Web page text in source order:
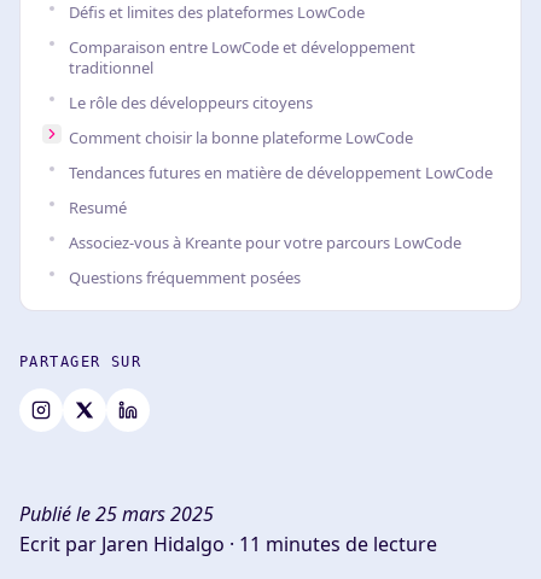
Défis et limites des plateformes LowCode
Comparaison entre LowCode et développement
traditionnel
Le rôle des développeurs citoyens
Comment choisir la bonne plateforme LowCode
Tendances futures en matière de développement LowCode
Resumé
Associez-vous à Kreante pour votre parcours LowCode
Questions fréquemment posées
PARTAGER SUR
Publié le 25 mars 2025
Ecrit par Jaren Hidalgo · 11 minutes de lecture